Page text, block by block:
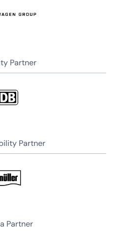
Partner
Partner
Partner